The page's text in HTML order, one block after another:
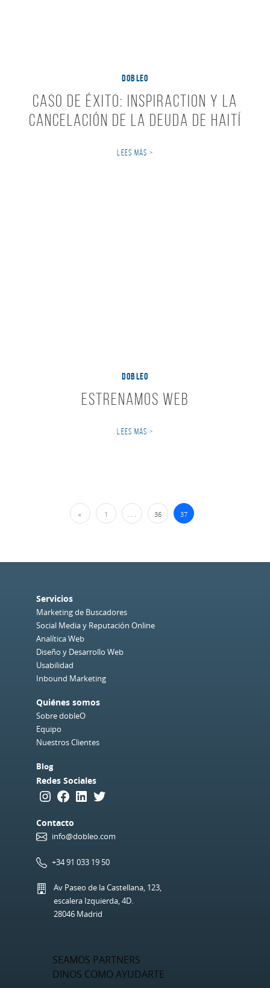
DOBLEO
Caso de Éxito: InspirAction y la
Cancelación de la Deuda de Haití
LEES MÁS >
DOBLEO
Estrenamos web
LEES MÁS >
Navegación de Entradas
« 1 36 37
Servicios
Marketing de Buscadores
Social Media y Reputación Online
Analítica Web
Diseño y Desarrollo Web
Usabilidad
Inbound Marketing
Quiénes somos
Sobre dobleO
Equipo
Nuestros Clientes
Blog
Redes Sociales
Instagram Facebook LinkedIn Twitter
Contacto
info@dobleo.com
+34 91 033 19 50
Av Paseo de la Castellana, 123,
escalera Izquierda, 4D.
28046 Madrid
SEAMOS PARTNERS
DINOS COMO AYUDARTE